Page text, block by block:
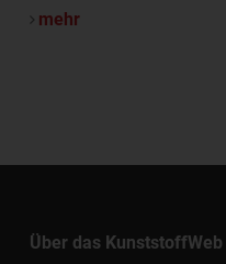
mehr
Über das KunststoffWeb